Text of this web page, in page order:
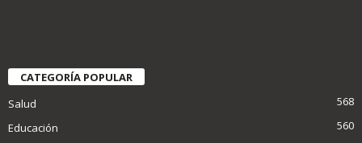
CATEGORÍA POPULAR
Salud
568
Educación
560